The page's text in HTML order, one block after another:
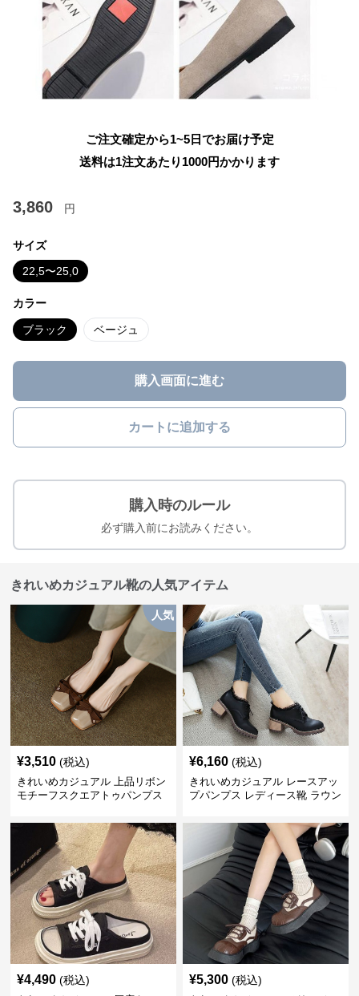
ご注文確定から1~5日でお届け予定
送料は1注文あたり 1000円かかります
3,860 円
サイズ
22,5〜25,0
カラー
ブラック ベージュ
購入画面に進む
カートに追加する
購入時のルール
必ず購入前にお読みください。
きれいめカジュアル靴の人気アイテム
人気
¥3,510 (税込)
きれいめカジュアル 上品リボン
モチーフスクエアトゥパンプス
¥6,160 (税込)
きれいめカジュアル レースアッ
プパンプス レディース靴 ラウン
上品 カジュアルシューズ
¥4,490 (税込) ¥5,300 (税込)